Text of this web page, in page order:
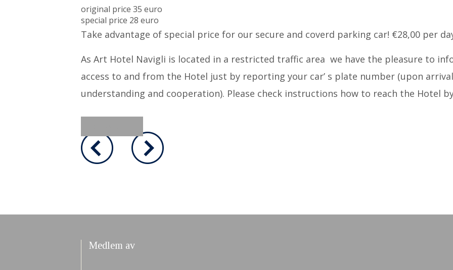
original price 35 euro
special price 28 euro
Take advantage of special price for our secure and coverd parking car! €28,00 per
As Art Hotel Navigli is located in a restricted traffic area we have the pleasure to
access to and from the Hotel just by reporting your car’ s plate number (upon
understanding and cooperation). Please check instructions how to reach the Hotel
Medlem av